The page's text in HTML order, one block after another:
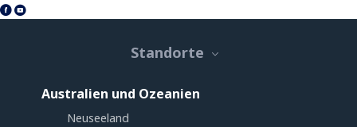
Standorte
Australien und Ozeanien
Neuseeland